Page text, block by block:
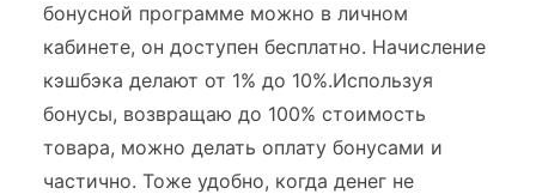
бонусной программе можно в личном
кабинете, он доступен бесплатно. Начисление
кэшбэка делают от 1% до 10%.Используя
бонусы, возвращаю до 100% стоимость
товара, можно делать оплату бонусами и
частично. Тоже удобно, когда денег не